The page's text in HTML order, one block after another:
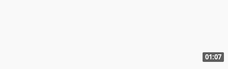
01:07